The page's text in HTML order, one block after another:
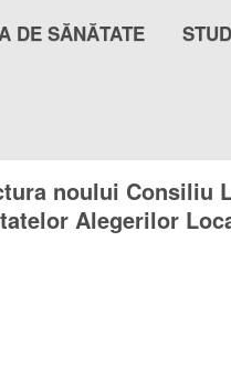
DE SĂNĂTATE
noului Consiliu
Alegerilor